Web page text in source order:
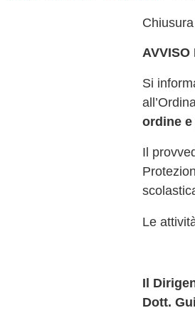
Si informano le famiglie, gli studenti e tutto il personale scolastico che, in ottemperanza
ordine
Il
Le
Il
Dott.